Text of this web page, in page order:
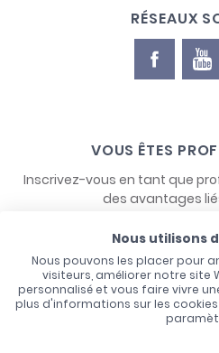
RÉSEAUX
VOUS ÊTES
Inscrivez-vous en tant que
des avantages
Nous utilisons
Nous pouvons les placer pour
visiteurs, améliorer notre site
personnalisé et vous faire vivre
plus d'informations sur les